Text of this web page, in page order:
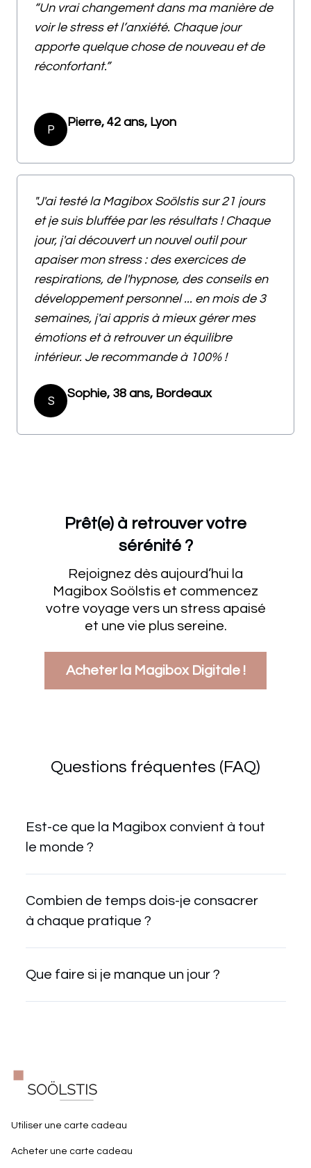
“Un vrai changement dans ma manière de
voir le stress et l’anxiété. Chaque jour
apporte quelque chose de nouveau et de
réconfortant.”
P
Pierre, 42 ans, Lyon
"J'ai testé la Magibox Soölstis sur 21 jours
et je suis bluffée par les résultats ! Chaque
jour, j'ai découvert un nouvel outil pour
apaiser mon stress : des exercices de
respirations, de l'hypnose, des conseils en
développement personnel ... en mois de 3
semaines, j'ai appris à mieux gérer mes
émotions et à retrouver un équilibre
intérieur. Je recommande à 100% !
S
Sophie, 38 ans, Bordeaux
Prêt(e) à retrouver votre
sérénité ?
Rejoignez dès aujourd’hui la
Magibox Soölstis et commencez
votre voyage vers un stress apaisé
et une vie plus sereine.
Acheter la Magibox Digitale !
Questions fréquentes (FAQ)
Est-ce que la Magibox convient à tout
le monde ?
Combien de temps dois-je consacrer
à chaque pratique ?
Que faire si je manque un jour ?
Utiliser une carte cadeau
Acheter une carte cadeau